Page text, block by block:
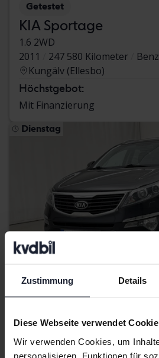
Zustimmung Details
Diese Webseite verwendet
Wir verwenden Cookies, um
personalisieren, Funktionen für
Getestet
KIA Sportage
1.6 2WD
2011
247 580 Kilometer
Kungälv (Ellesbo)
Höchstgebot:
Mit Finanzierung
Dienstag
KIA Sportage
1.6 2WD